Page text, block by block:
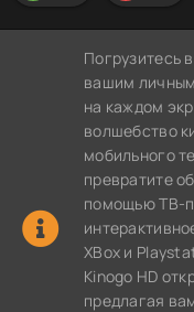
Погрузитесь
вашим
на каждом
волшебство
мобильного
превратите
помощью ТВ-
XBox и
Kinogo HD
предлагая